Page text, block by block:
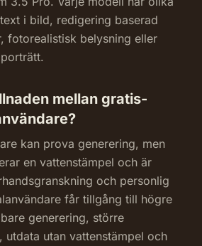
i bild, redigering baserad
fotorealistisk belysning eller
mellan gratis-
kan prova generering, men
en vattenstämpel och är
och personlig
får tillgång till högre
generering, större
utdata utan vattenstämpel och